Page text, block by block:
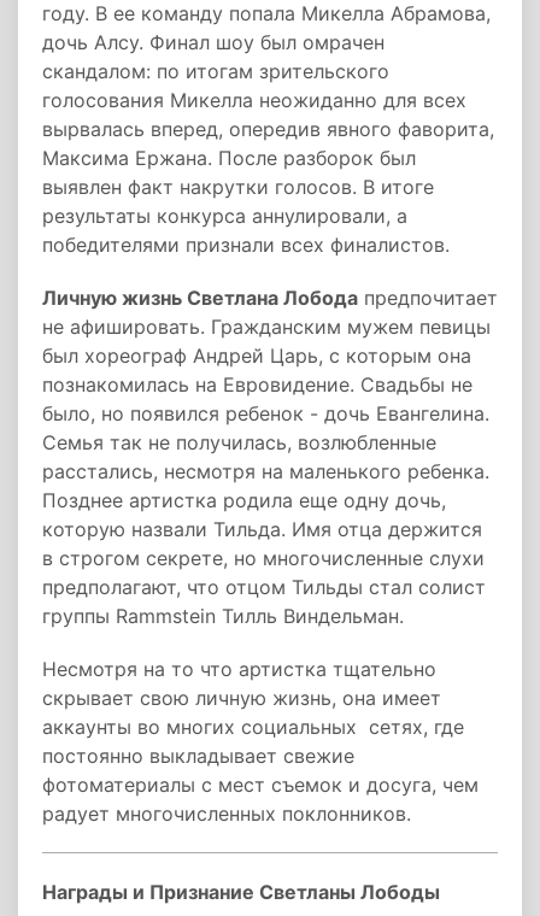
году. В ее команду попала Микелла Абрамова,
дочь Алсу. Финал шоу был омрачен
скандалом: по итогам зрительского
голосования Микелла неожиданно для всех
вырвалась вперед, опередив явного фаворита,
Максима Ержана. После разборок был
выявлен факт накрутки голосов. В итоге
результаты конкурса аннулировали, а
победителями признали всех финалистов.
Личную жизнь Светлана Лобода предпочитает
не афишировать. Гражданским мужем певицы
был хореограф Андрей Царь, с которым она
познакомилась на Евровидение. Свадьбы не
было, но появился ребенок - дочь Евангелина.
Семья так не получилась, возлюбленные
расстались, несмотря на маленького ребенка.
Позднее артистка родила еще одну дочь,
которую назвали Тильда. Имя отца держится
в строгом секрете, но многочисленные слухи
предполагают, что отцом Тильды стал солист
группы Rammstein Тилль Виндельман.
Несмотря на то что артистка тщательно
скрывает свою личную жизнь, она имеет
аккаунты во многих социальных сетях, где
постоянно выкладывает свежие
фотоматериалы с мест съемок и досуга, чем
радует многочисленных поклонников.
Награды и Признание Светланы Лободы